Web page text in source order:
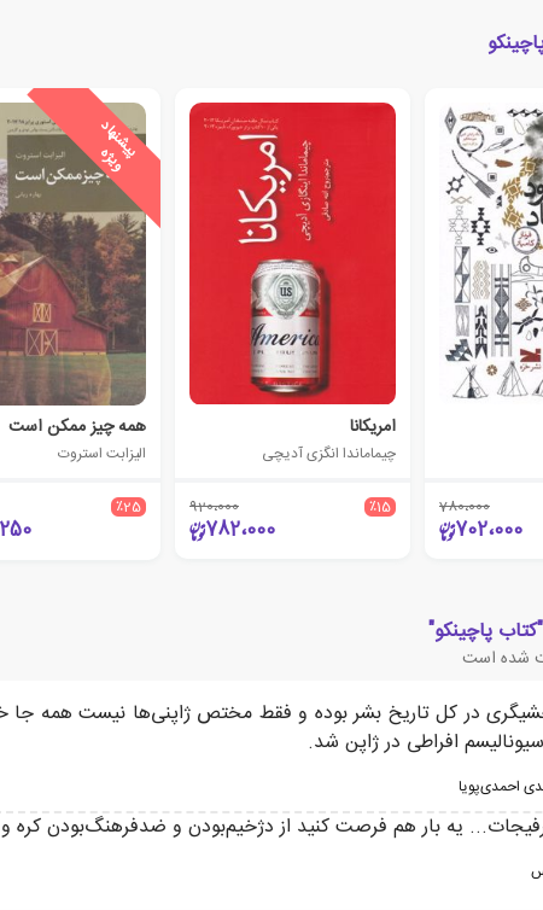
780،000
702،000
امریکانا
چیماماندا انگزی آدیچی
٪15 920،000
782،000
پ
ی
ش
ن
ه
ا
د
و
ی
ژ
ه
همه چیز ممکن است
الیزابت استروت
٪25
پاچینکو"
شده است
در کل تاریخ بشر بوده و فقط مختص ژاپنی‌ها نیست همه
افراطی در ژاپن شد.
احمدی‌پویا
یه بار هم فرصت کنید از دژخیم‌بودن و ضدفرهنگ‌بودن کره